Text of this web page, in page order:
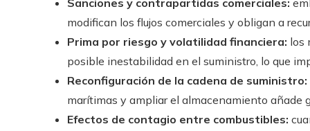
Sanciones y contrapartidas comerciales:
modifican los flujos comerciales y obligan a
Prima por riesgo y volatilidad financiera: los
posible inestabilidad en el suministro, lo que
Reconfiguración de la cadena de suministro:
marítimas y ampliar el almacenamiento añade
Efectos de contagio entre combustibles: